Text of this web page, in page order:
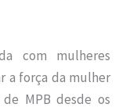
com mulheres
a força da mulher
MPB desde os